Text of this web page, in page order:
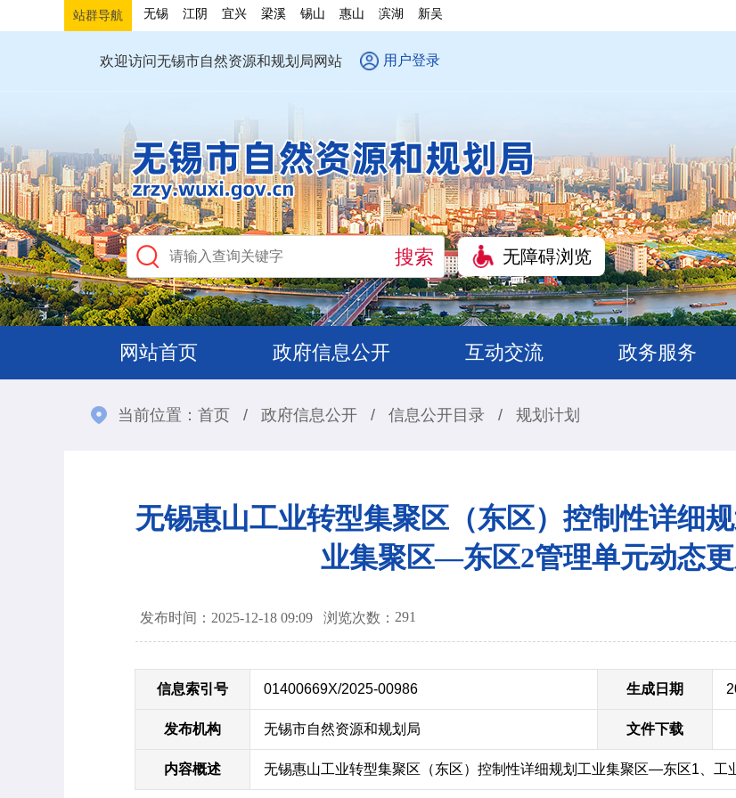
站群导航 无锡 江阴 宜兴 梁溪 锡山 惠山 滨湖 新吴
欢迎访问无锡市自然资源和规划局网站 用户登录
无障碍浏览
网站首页 政府信息公开 互动交流 政务服务
当前位置： 首页 / 政府信息公开 / 信息公开目录 / 规划计划
无锡惠山工业转型集聚区（东区）控制性详细
业集聚区—东区2管理单元动态
发布时间：2025-12-18 09:09 浏览次数： 291
信息索引号 01400669X/2025-00986 生成日期
发布机构 无锡市自然资源和规划局 文件下载
内容概述 无锡惠山工业转型集聚区（东区）控制性详细规划工业集聚区—东区1、